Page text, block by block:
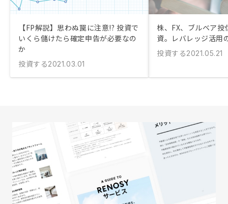
【FP解説】思わぬ罠に注意!? 投資で
いくら儲けたら確定申告が必要なの
か
投資する2021.03.01
株、FX、ブルベア投
資。レバレッジ活用
投資する2021.05.21